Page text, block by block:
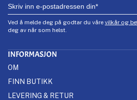
Ved å melde deg på godtar du våre vilkår og
deg av når som helst.
INFORMASJON
OM
FINN BUTIKK
LEVERING & RETUR